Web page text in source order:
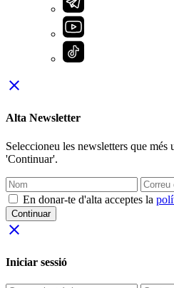
close
Alta Newsletter
Seleccioneu les newsletters que més
'Continuar'.
En donar-te d'alta acceptes la
Continuar
close
Iniciar sessió